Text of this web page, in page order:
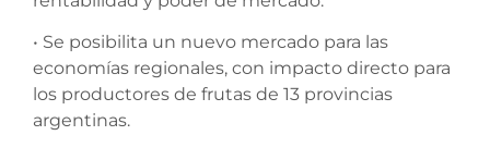
• Se posibilita un nuevo mercado para las
economías regionales, con impacto directo para
los productores de frutas de 13 provincias
argentinas.